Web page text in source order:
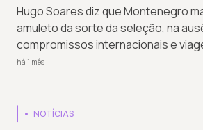
Hugo Soares diz que Montenegro
amuleto da sorte da seleção, na
compromissos internacionais e
há 1 mês
NOTÍCIAS